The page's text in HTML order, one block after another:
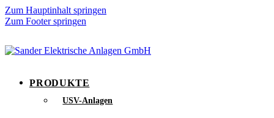
Zum Hauptinhalt springen
Zum Footer springen
PRODUKTE
USV-Anlagen